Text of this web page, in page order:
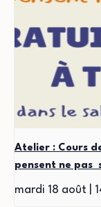
Atelier : Cours
pensent ne pas
mardi 18 août |